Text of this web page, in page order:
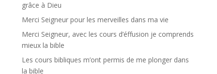
grâce à Dieu
Merci Seigneur pour les merveilles dans ma vie
Merci Seigneur, avec les cours d’éffusion je comprends
mieux la bible
Les cours bibliques m’ont permis de me plonger dans
la bible